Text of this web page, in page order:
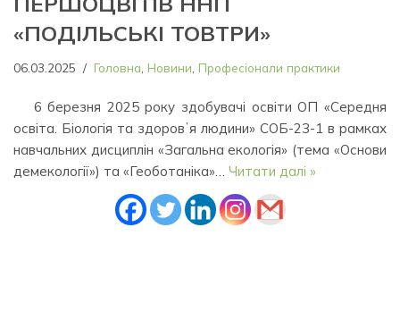
«ПОДІЛЬСЬКІ ТОВТРИ»
06.03.2025 Головна Новини Професіонали практики
6 березня 2025 року здобувачі освіти ОП «Середня
освіта. Біологія та здоровʼя людини» СОБ-23-1 в рамках
навчальних дисциплін «Загальна екологія» (тема «Основи
демекології») та «Геоботаніка»… Читати далі »